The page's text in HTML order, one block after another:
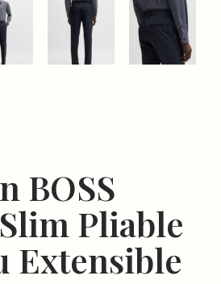
BOSS
Pliable
Extensible